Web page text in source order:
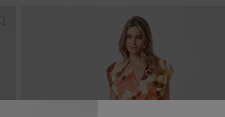
Προσθήκη στη λίστα αγαπημένων